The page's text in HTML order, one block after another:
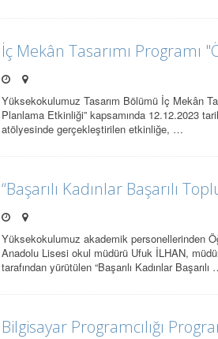
İç Mekân Tasarımı Programı
Yüksekokulumuz Tasarım Bölümü İç Mekân
Planlama Etkinliği” kapsamında 12.12.2023
atölyesinde gerçekleştirilen etkinliğe, …
“Başarılı Kadınlar Başarılı
Yüksekokulumuz akademik personellerinden
Anadolu Lisesi okul müdürü Ufuk İLHAN,
tarafından yürütülen “Başarılı Kadınlar Başarılı
Bilgisayar Programcılığı